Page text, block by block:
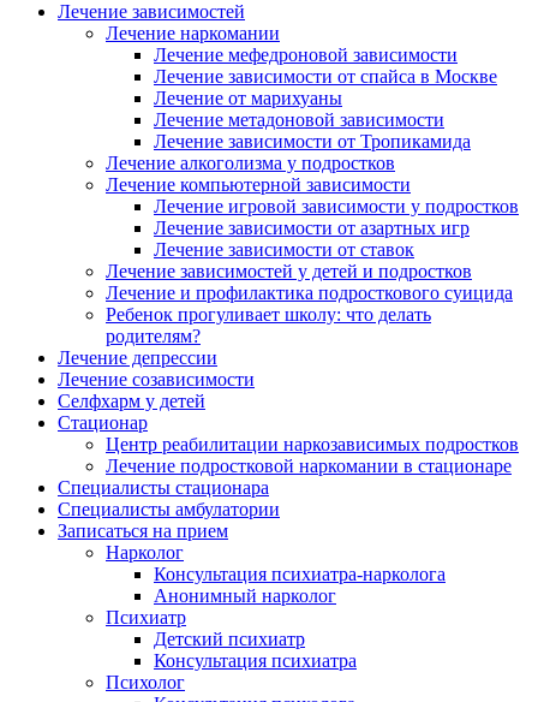
Лечение зависимостей
Лечение наркомании
Лечение мефедроновой зависимости
Лечение зависимости от спайса в Москве
Лечение от марихуаны
Лечение метадоновой зависимости
Лечение зависимости от Тропикамида
Лечение алкоголизма у подростков
Лечение компьютерной зависимости
Лечение игровой зависимости у подростков
Лечение зависимости от азартных игр
Лечение зависимости от ставок
Лечение зависимостей у детей и подростков
Лечение и профилактика подросткового суицида
Ребенок прогуливает школу: что делать
родителям?
Лечение депрессии
Лечение созависимости
Селфхарм у детей
Стационар
Центр реабилитации наркозависимых подростков
Лечение подростковой наркомании в стационаре
Специалисты стационара
Специалисты амбулатории
Записаться на прием
Нарколог
Консультация психиатра-нарколога
Анонимный нарколог
Психиатр
Детский психиатр
Консультация психиатра
Психолог